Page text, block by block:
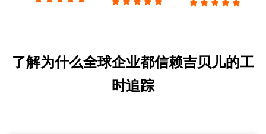
了解为什么全球企业都信赖吉贝儿的工
时追踪